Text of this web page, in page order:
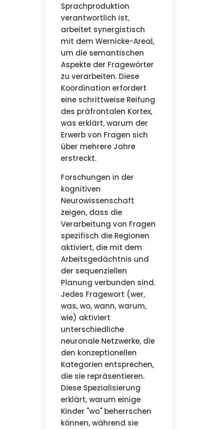
Sprachproduktion
verantwortlich ist,
arbeitet synergistisch
mit dem Wernicke-Areal,
um die semantischen
Aspekte der Fragewörter
zu verarbeiten. Diese
Koordination erfordert
eine schrittweise Reifung
des präfrontalen Kortex,
was erklärt, warum der
Erwerb von Fragen sich
über mehrere Jahre
erstreckt.
Forschungen in der
kognitiven
Neurowissenschaft
zeigen, dass die
Verarbeitung von Fragen
spezifisch die Regionen
aktiviert, die mit dem
Arbeitsgedächtnis und
der sequenziellen
Planung verbunden sind.
Jedes Fragewort (wer,
was, wo, wann, warum,
wie) aktiviert
unterschiedliche
neuronale Netzwerke, die
den konzeptionellen
Kategorien entsprechen,
die sie repräsentieren.
Diese Spezialisierung
erklärt, warum einige
Kinder "wo" beherrschen
können, während sie